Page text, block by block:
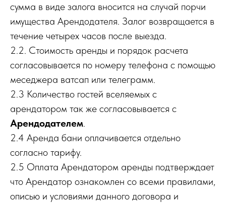
сумма в виде залога вносится на случай порчи
имущества Арендодателя. Залог возвращается в
течение четырех часов после выезда.
2.2. Стоимость аренды и порядок расчета
согласовывается по номеру телефона с помощью
меседжера ватсап или телеграмм.
2.3 Количество гостей вселяемых с
арендатором так же согласовывается с
Арендодателем.
2.4 Аренда бани оплачивается отдельно
согласно тарифу.
2.5 Оплата Арендатором аренды подтверждает
что Арендатор ознакомлен со всеми правилами,
описью и условиями данного договора и